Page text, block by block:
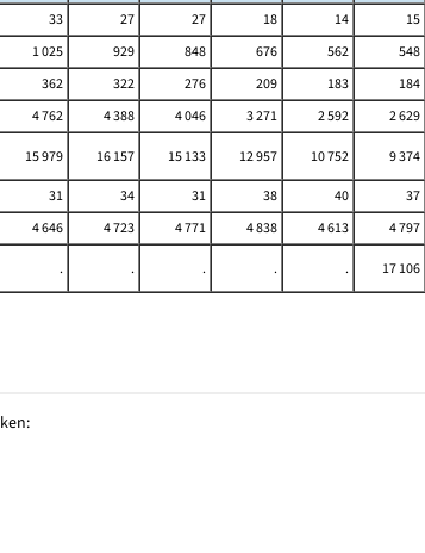
33 27 27 18 14 15
1 025 929 848 676 562 548
362 322 276 209 183 184
4 762 4 388 4 046 3 271 2 592 2 629
15 979 16 157 15 133 12 957 10 752 9 374
31 34 31 38 40 37
4 646 4 723 4 771 4 838 4 613 4 797
. . . . . 17 106